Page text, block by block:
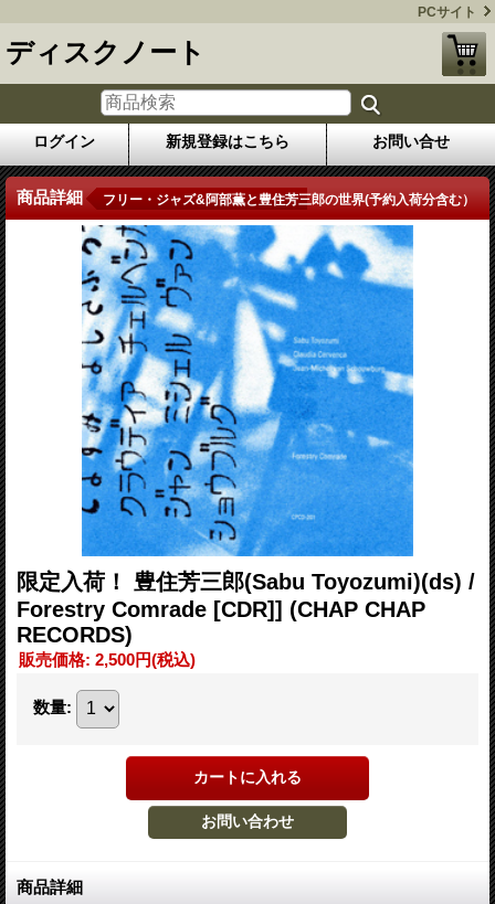
PCサイト
ディスクノート
ログイン 新規登録はこちら お問い合せ
商品詳細 フリー・ジャズ&阿部薫と豊住芳三郎の世界(予約入荷分含む）
限定入荷！ 豊住芳三郎(Sabu Toyozumi)(ds) /
Forestry Comrade [CDR]] (CHAP CHAP
RECORDS)
販売価格: 2,500円(税込)
数量:
商品詳細